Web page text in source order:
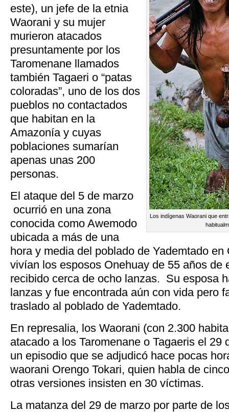
Los indígenas Waorani que
este), un jefe de la etnia
Waorani y su mujer
murieron atacados
presuntamente por los
Taromenane llamados
también Tagaeri o “patas
coloradas”, uno de los dos
pueblos no contactados
que habitan en la
Amazonía y cuyas
poblaciones sumarían
apenas unas 200
personas.
El ataque del 5 de marzo
ocurrió en una zona
conocida como Awemodo
ubicada a más de una
hora y media del poblado de Yademtado
vivían los esposos Onehuay de 55 años de
recibido cerca de ocho lanzas. Su esposa
lanzas y fue encontrada aún con vida pero
traslado al poblado de Yademtado.
En represalia, los Waorani (con 2.300
atacado a los Taromenane o Tagaeris el 29
un episodio que se adjudicó hace pocas
waorani Orengo Tokari, quien habla de
otras versiones insisten en 30 víctimas.
La matanza del 29 de marzo por parte de